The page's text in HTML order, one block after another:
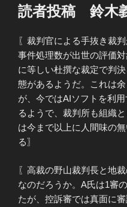
稿
日:
読者投稿 鈴木
〖裁判官による手抜き裁
事件処理数が出世の評価
に等しい杜撰な裁定で判
態があるようだ。これは
が、今ではAIソフトを利
るようで、裁判所も組織
は今まで以上に人間味の
る〗
〖高裁の野山裁判長と地
なのだろうか。A氏は1審
たが、控訴審では真面に